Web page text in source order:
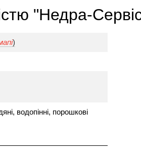
"Недра-
)
водопінні, порошкові